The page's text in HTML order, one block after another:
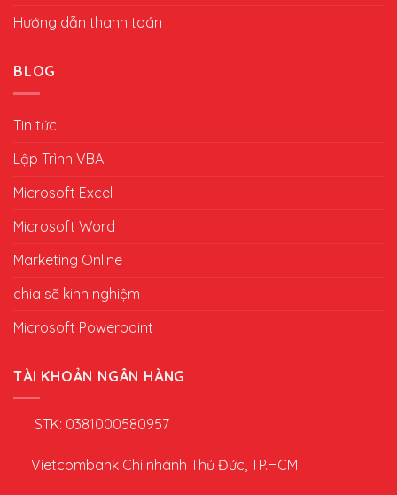
Hướng dẫn thanh toán
BLOG
Tin tức
Lập Trình VBA
Microsoft Excel
Microsoft Word
Marketing Online
chia sẽ kinh nghiệm
Microsoft Powerpoint
TÀI KHOẢN NGÂN HÀNG
STK: 0381000580957
Vietcombank Chi nhánh Thủ Đức, TP.HCM